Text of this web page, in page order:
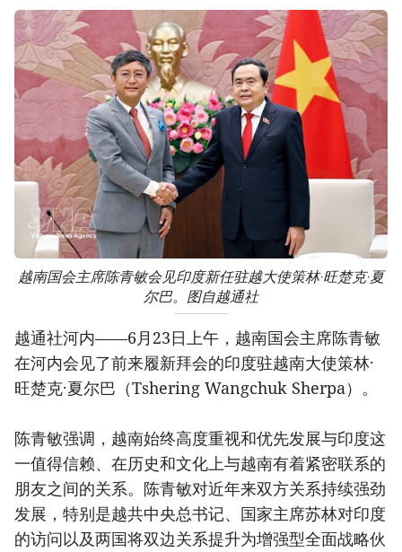
越南国会主席陈青敏会见印度新任驻越大使策林·旺楚克·夏
尔巴。图自越通社
越通社河内——6月23日上午，越南国会主席陈青敏
在河内会见了前来履新拜会的印度驻越南大使策林·
旺楚克·夏尔巴（Tshering Wangchuk Sherpa）。
陈青敏强调，越南始终高度重视和优先发展与印度这
一值得信赖、在历史和文化上与越南有着紧密联系的
朋友之间的关系。陈青敏对近年来双方关系持续强劲
发展，特别是越共中央总书记、国家主席苏林对印度
的访问以及两国将双边关系提升为增强型全面战略伙